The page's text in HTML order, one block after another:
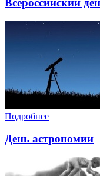
Всероссийский
Подробнее
День астрономии